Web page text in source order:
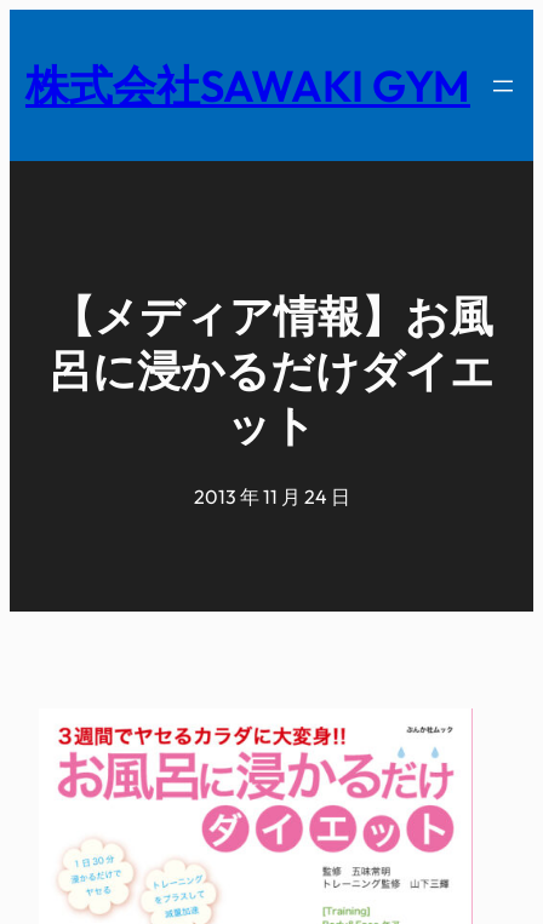
を
キ
株式会社SAWAKI GYM
【メディア情報】お風
呂に浸かるだけダイエ
ット
2013 年 11 月 24 日